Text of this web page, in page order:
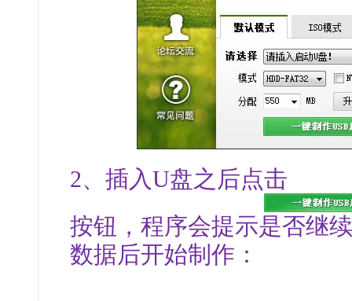
2、插入U盘之后点击
按钮，程序会提示是否继
数据后开始制作：